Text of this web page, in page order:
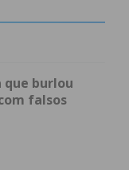
da Câmara
que, nesse
construir
que burlou
falsos